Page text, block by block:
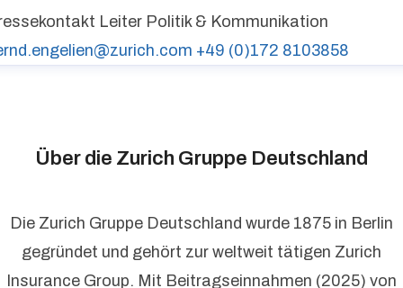
Leiter Politik & Kommunikation
+49 (0)172 8103858
Über die Zurich Gruppe Deutschland
Die Zurich Gruppe Deutschland wurde 1875 in Berlin
gegründet und gehört zur weltweit tätigen Zurich
Insurance Group. Mit Beitragseinnahmen (2025) von